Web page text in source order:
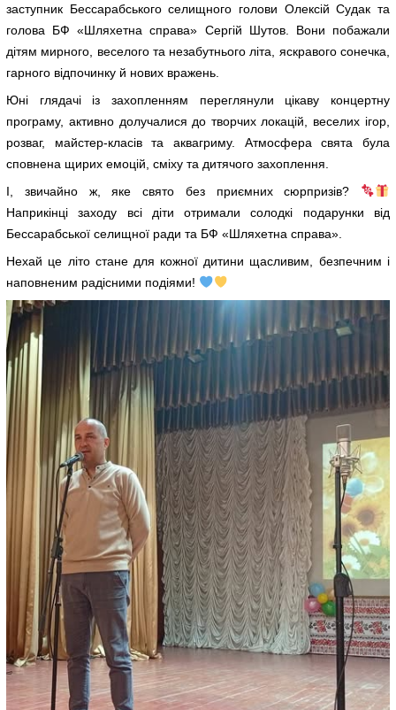
заступник Бессарабського селищного голови Олексій Судак та
голова БФ «Шляхетна справа» Сергій Шутов. Вони побажали
дітям мирного, веселого та незабутнього літа, яскравого сонечка,
гарного відпочинку й нових вражень.
Юні глядачі із захопленням переглянули цікаву концертну
програму, активно долучалися до творчих локацій, веселих ігор,
розваг, майстер-класів та аквагриму. Атмосфера свята була
сповнена щирих емоцій, сміху та дитячого захоплення.
І, звичайно ж, яке свято без приємних сюрпризів?
Наприкінці заходу всі діти отримали солодкі подарунки від
Бессарабської селищної ради та БФ «Шляхетна справа».
Нехай це літо стане для кожної дитини щасливим, безпечним і
наповненим радісними подіями!